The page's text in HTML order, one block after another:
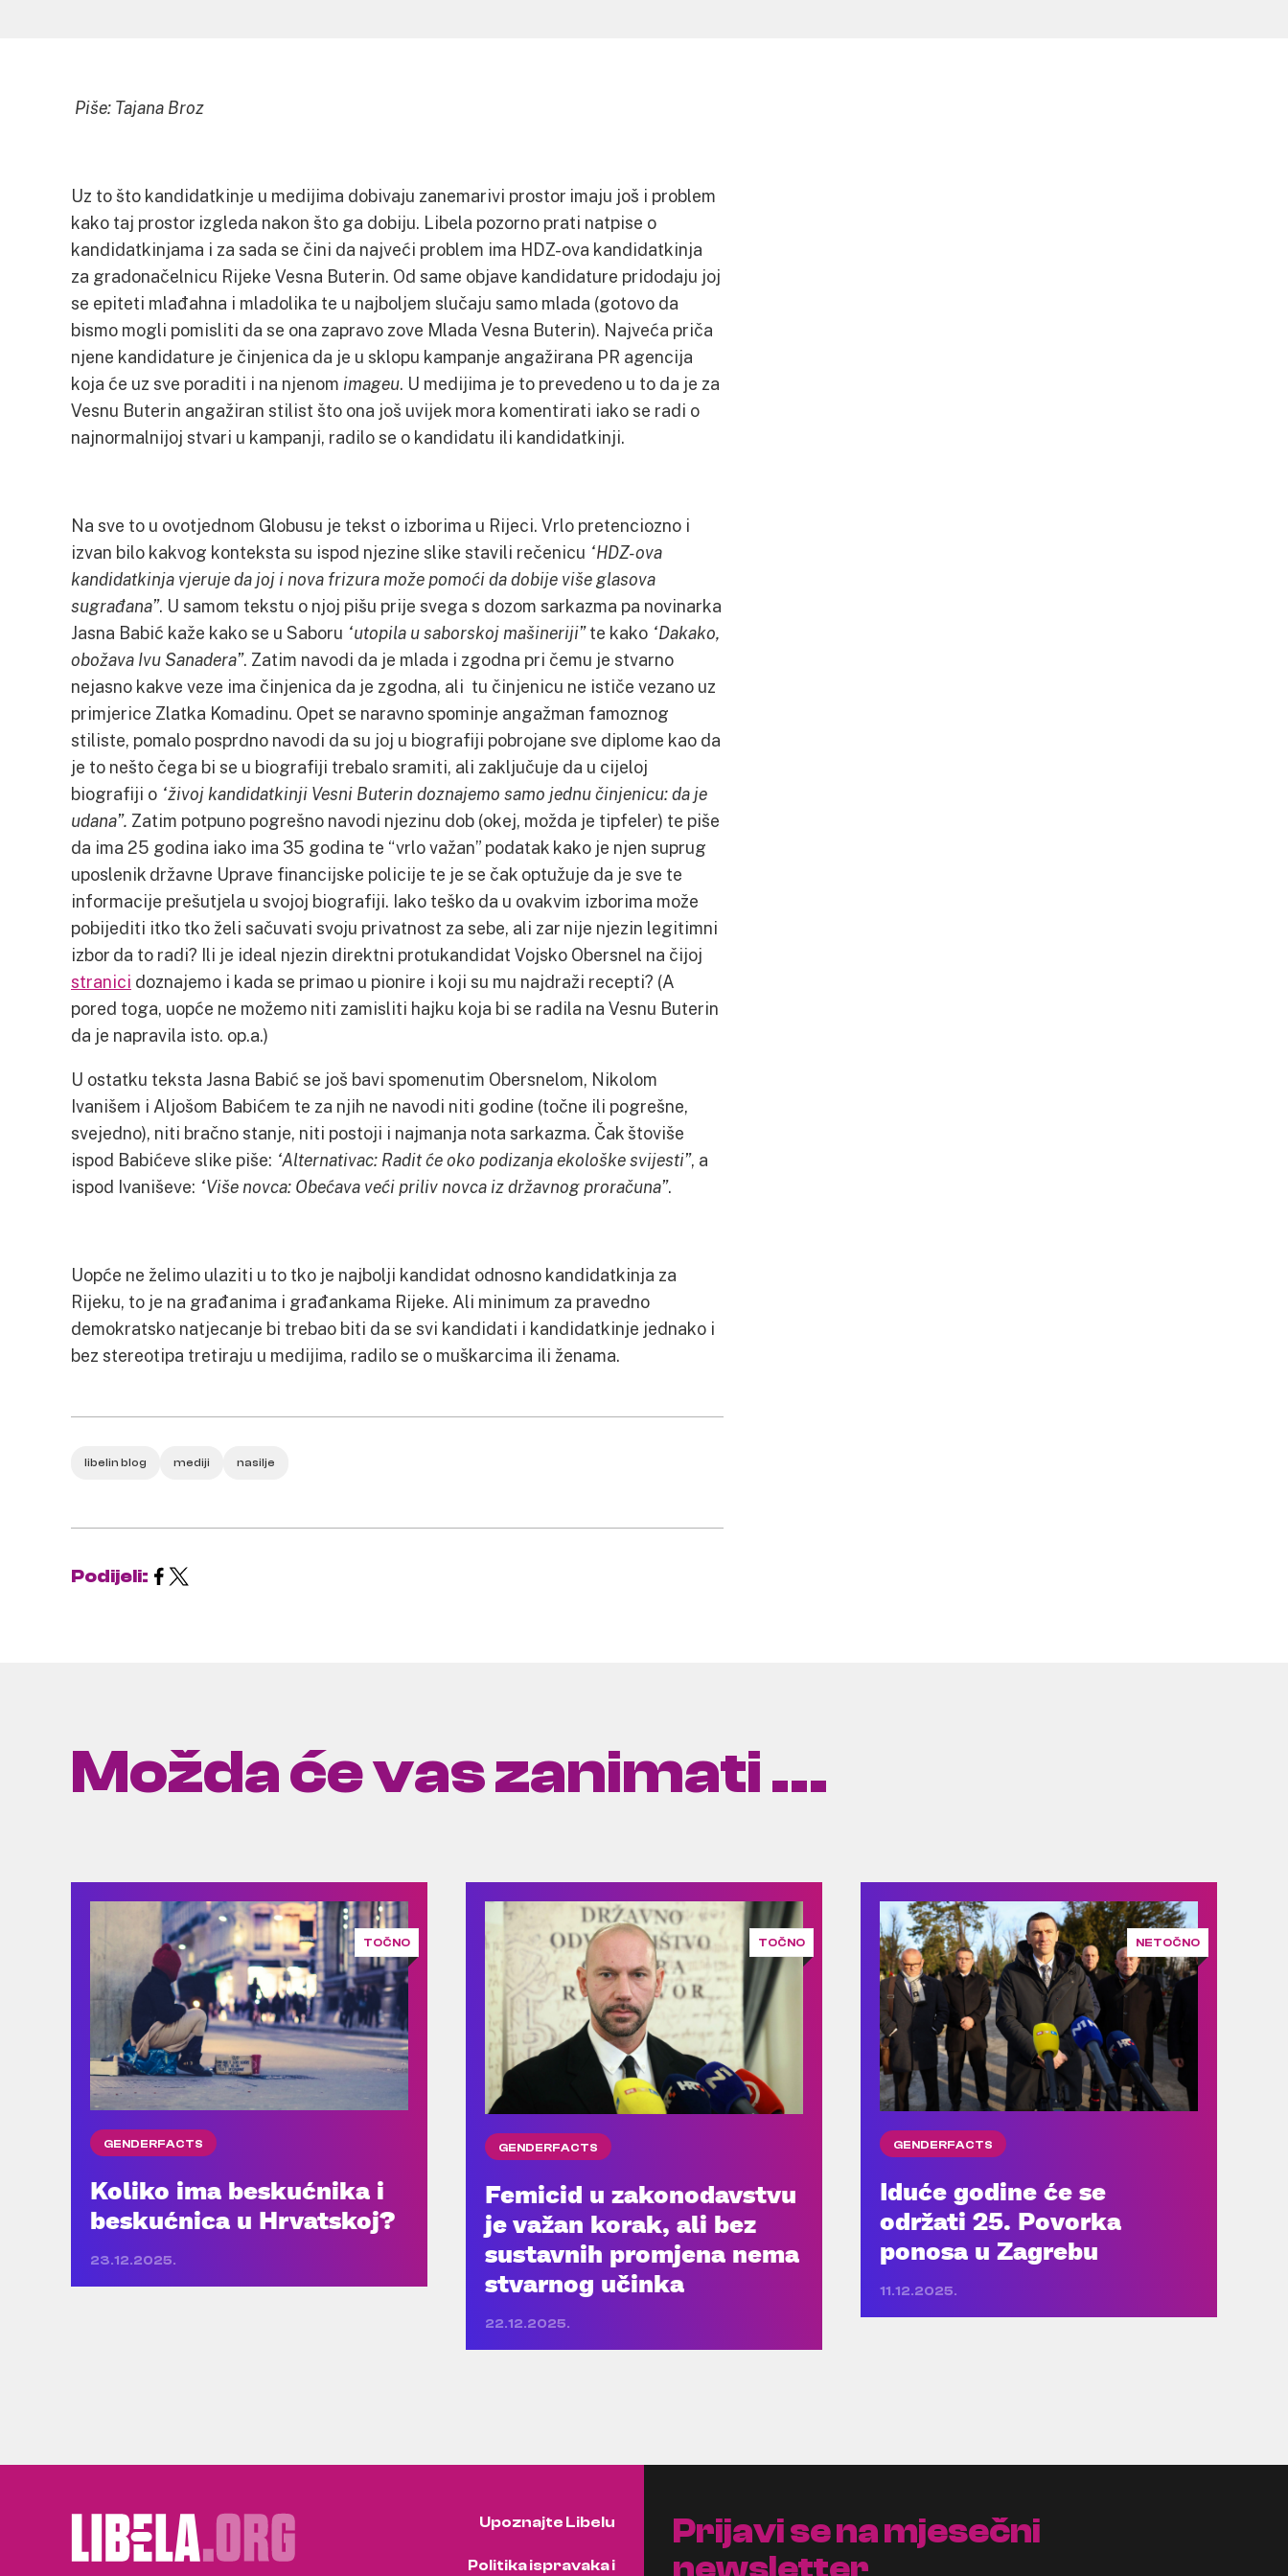
Piše: Tajana Broz
Uz to što kandidatkinje u medijima dobivaju zanemarivi prostor imaju još i problem
kako taj prostor izgleda nakon što ga dobiju. Libela pozorno prati natpise o
kandidatkinjama i za sada se čini da najveći problem ima HDZ-ova kandidatkinja
za gradonačelnicu Rijeke Vesna Buterin. Od same objave kandidature pridodaju joj
se epiteti mlađahna i mladolika te u najboljem slučaju samo mlada (gotovo da
bismo mogli pomisliti da se ona zapravo zove Mlada Vesna Buterin). Najveća priča
njene kandidature je činjenica da je u sklopu kampanje angažirana PR agencija
koja će uz sve poraditi i na njenom imageu. U medijima je to prevedeno u to da je za
Vesnu Buterin angažiran stilist što ona još uvijek mora komentirati iako se radi o
najnormalnijoj stvari u kampanji, radilo se o kandidatu ili kandidatkinji.
Na sve to u ovotjednom Globusu je tekst o izborima u Rijeci. Vrlo pretenciozno i
izvan bilo kakvog konteksta su ispod njezine slike stavili rečenicu “HDZ-ova
kandidatkinja vjeruje da joj i nova frizura može pomoći da dobije više glasova
sugrađana”. U samom tekstu o njoj pišu prije svega s dozom sarkazma pa novinarka
Jasna Babić kaže kako se u Saboru “utopila u saborskoj mašineriji”te kako “Dakako,
obožava Ivu Sanadera”. Zatim navodi da je mlada i zgodna pri čemu je stvarno
nejasno kakve veze ima činjenica da je zgodna, ali tu činjenicu ne ističe vezano uz
primjerice Zlatka Komadinu. Opet se naravno spominje angažman famoznog
stiliste, pomalo posprdno navodi da su joj u biografiji pobrojane sve diplome kao da
je to nešto čega bi se u biografiji trebalo sramiti, ali zaključuje da u cijeloj
biografiji o “živoj kandidatkinji Vesni Buterin doznajemo samo jednu činjenicu: da je
udana”. Zatim potpuno pogrešno navodi njezinu dob (okej, možda je tipfeler) te piše
da ima 25 godina iako ima 35 godina te “vrlo važan” podatak kako je njen suprug
uposlenik državne Uprave financijske policije te je se čak optužuje da je sve te
informacije prešutjela u svojoj biografiji. Iako teško da u ovakvim izborima može
pobijediti itko tko želi sačuvati svoju privatnost za sebe, ali zar nije njezin legitimni
izbor da to radi? Ili je ideal njezin direktni protukandidat Vojsko Obersnel na čijoj
stranici doznajemo i kada se primao u pionire i koji su mu najdraži recepti? (A
pored toga, uopće ne možemo niti zamisliti hajku koja bi se radila na Vesnu Buterin
da je napravila isto. op.a.)
U ostatku teksta Jasna Babić se još bavi spomenutim Obersnelom, Nikolom
Ivanišem i Aljošom Babićem te za njih ne navodi niti godine (točne ili pogrešne,
svejedno), niti bračno stanje, niti postoji i najmanja nota sarkazma. Čak štoviše
ispod Babićeve slike piše: “Alternativac: Radit će oko podizanja ekološke svijesti”, a
ispod Ivaniševe: “Više novca: Obećava veći priliv novca iz državnog proračuna”.
Uopće ne želimo ulaziti u to tko je najbolji kandidat odnosno kandidatkinja za
Rijeku, to je na građanima i građankama Rijeke. Ali minimum za pravedno
demokratsko natjecanje bi trebao biti da se svi kandidati i kandidatkinje jednako i
bez stereotipa tretiraju u medijima, radilo se o muškarcima ili ženama.
libelin blog mediji nasilje
Podijeli:
Možda će vas zanimati ...
TOČNO
GENDERFACTS
Koliko ima beskućnika i
beskućnica u Hrvatskoj?
23.12.2025.
TOČNO
GENDERFACTS
Femicid u zakonodavstvu
je važan korak, ali bez
sustavnih promjena nema
stvarnog učinka
22.12.2025.
NETOČNO
GENDERFACTS
Iduće godine će se
održati 25. Povorka
ponosa u Zagrebu
11.12.2025.
Upoznajte Libelu
Politika ispravaka i
Prijavi se na mjesečni